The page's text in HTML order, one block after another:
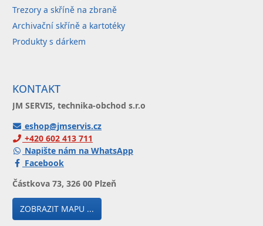
Trezory a skříně na zbraně
Archivační skříně a kartotéky
Produkty s dárkem
KONTAKT
JM SERVIS, technika-obchod s.r.o
eshop@jmservis.cz
+420 602 413 711
Napište nám na WhatsApp
Facebook
Částkova 73, 326 00 Plzeň
ZOBRAZIT MAPU ...